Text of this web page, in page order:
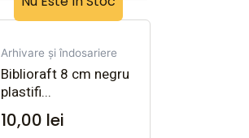
Arhivare și îndosariere
Biblioraft 8 cm negru
plastifi...
10,00 lei